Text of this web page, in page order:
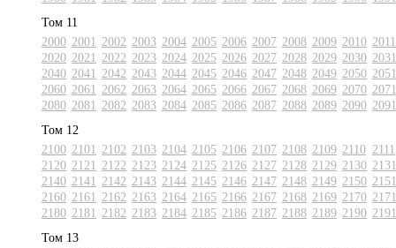
Том 11
2000 2001 2002 2003 2004 2005 2006 2007 2008 2009 2010 2011
2020 2021 2022 2023 2024 2025 2026 2027 2028 2029 2030 2031
2040 2041 2042 2043 2044 2045 2046 2047 2048 2049 2050 2051
2060 2061 2062 2063 2064 2065 2066 2067 2068 2069 2070 2071
2080 2081 2082 2083 2084 2085 2086 2087 2088 2089 2090 2091
Том 12
2100 2101 2102 2103 2104 2105 2106 2107 2108 2109 2110 2111
2120 2121 2122 2123 2124 2125 2126 2127 2128 2129 2130 2131
2140 2141 2142 2143 2144 2145 2146 2147 2148 2149 2150 2151
2160 2161 2162 2163 2164 2165 2166 2167 2168 2169 2170 2171
2180 2181 2182 2183 2184 2185 2186 2187 2188 2189 2190 2191
Том 13